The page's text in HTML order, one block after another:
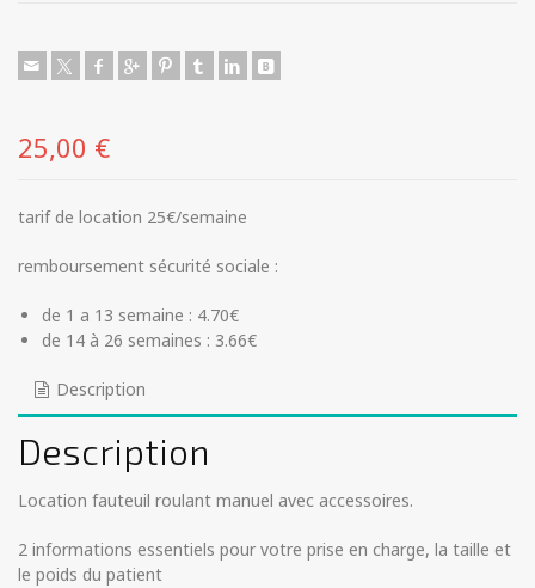
25,00 €
tarif de location 25€/semaine
remboursement sécurité sociale :
de 1 a 13 semaine : 4.70€
de 14 à 26 semaines : 3.66€
Description
Description
Location fauteuil roulant manuel avec accessoires.
2 informations essentiels pour votre prise en charge, la taille et
le poids du patient